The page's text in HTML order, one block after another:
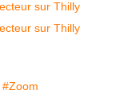
#Zoom